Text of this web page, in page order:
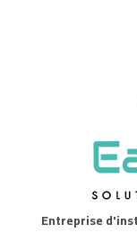
Entreprise